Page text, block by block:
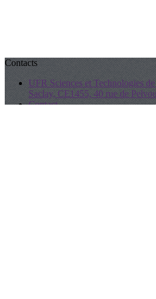
Contacts
UFR Sciences et Technologies
Saclay, CE1455, 40 rue de
Contact